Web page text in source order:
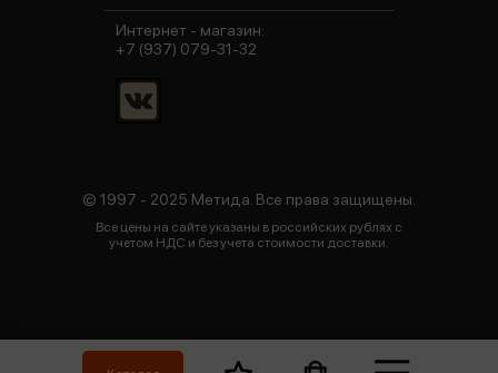
© 1997 - 2025 Метида. Все права защищены.
Все цены на сайте указаны в российских рублях с
учетом НДС и без учета стоимости доставки.
Интернет - магазин:
+7 (937) 079-31-32